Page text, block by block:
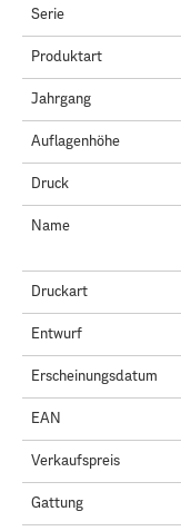
Serie
Produktart
Jahrgang
Auflagenhöhe
Druck
Name
Druckart
Entwurf
Erscheinungsdatum
EAN
Verkaufspreis
Gattung